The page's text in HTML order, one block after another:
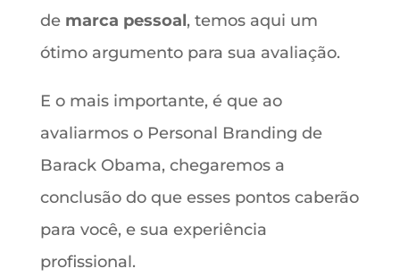
de marca pessoal, temos aqui um
ótimo argumento para sua avaliação.
E o mais importante, é que ao
avaliarmos o Personal Branding de
Barack Obama, chegaremos a
conclusão do que esses pontos caberão
para você, e sua experiência
profissional.